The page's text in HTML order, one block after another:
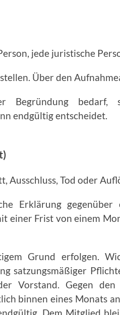
jede juristische
Über den
Begründung
endgültig entscheidet.
Tod oder
Erklärung gegenüber
Frist von einem
Grund erfolgen.
sat­zungsmäßiger
Vorstand. Gegen
binnen eines Monats
Dem Mitglied